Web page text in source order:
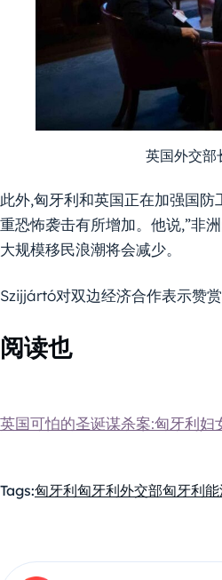
英国外交部
此外,匈牙利和英国正在加强国
重恐怖袭击有所增加。他说,”非
大规模移民浪潮将会减少。
Szijjártó对双边经济合作表示赞
阅读也
英国可怕的圣诞谋杀案:匈牙利妇
Tags:匈牙利匈牙利外交部匈牙利